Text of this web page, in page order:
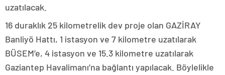
uzatılacak.
16 duraklık 25 kilometrelik dev proje olan GAZİRAY
Banliyö Hattı, 1 istasyon ve 7 kilometre uzatılarak
BÜSEM’e, 4 istasyon ve 15.3 kilometre uzatılarak
Gaziantep Havalimanı’na bağlantı yapılacak. Böylelikle